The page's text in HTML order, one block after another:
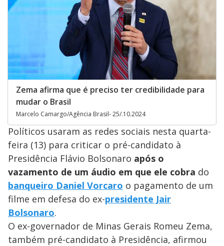
Zema afirma que é preciso ter credibilidade para
mudar o Brasil
Marcelo Camargo/Agência Brasil- 25/.10.2024
Políticos usaram as redes sociais nesta quarta-
feira (13) para criticar o pré-candidato à
Presidência Flávio Bolsonaro após o
vazamento de um áudio em que ele cobra do
banqueiro Daniel Vorcaro o pagamento de um
filme em defesa do ex-presidente Jair
Bolsonaro.
O ex-governador de Minas Gerais Romeu Zema,
também pré-candidato à Presidência, afirmou